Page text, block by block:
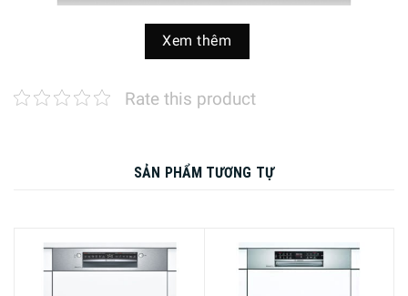
Máy Rửa Chén Bán Âm Smeg PL252CSDE sẽ là trợ thủ đắc lực
cho gia đình bạn
Gia Dụng Đức Sài Gòn mang đến cho khách hàng dòng
động cực kỳ yên tĩnh ngay cả trong không gian kín.
Xem thêm
Rate this product
SẢN PHẨM TƯƠNG TỰ